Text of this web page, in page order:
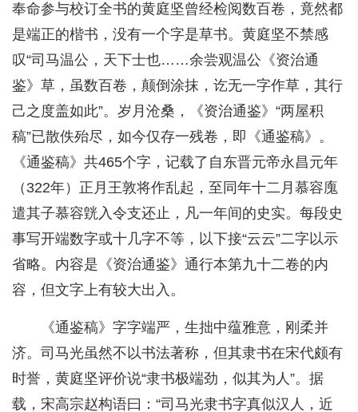
奉命参与校订全书的黄庭坚曾经检阅数百卷，竟然都
是端正的楷书，没有一个字是草书。黄庭坚不禁感
叹“司马温公，天下士也……余尝观温公《资治通
鉴》草，虽数百卷，颠倒涂抹，讫无一字作草，其行
己之度盖如此”。岁月沧桑，《资治通鉴》“两屋积
稿”已散佚殆尽，如今仅存一残卷，即《通鉴稿》。
《通鉴稿》共465个字，记载了自东晋元帝永昌元年
（322年）正月王敦将作乱起，至同年十二月慕容廆
遣其子慕容皝入令支还止，凡一年间的史实。每段史
事写开端数字或十几字不等，以下接“云云”二字以示
省略。内容是《资治通鉴》通行本第九十二卷的内
容，但文字上有较大出入。
《通鉴稿》字字端严，生拙中蕴雅意，刚柔并
济。司马光虽然不以书法著称，但其隶书在宋代颇有
时誉，黄庭坚评价说“隶书极端劲，似其为人”。据
载，宋高宗赵构语曰：“司马光隶书字真似汉人，近